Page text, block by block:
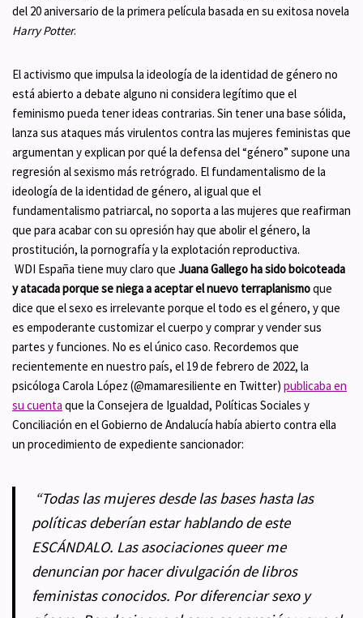
del 20 aniversario de la primera película basada en su exitosa novela
Harry Potter.
El activismo que impulsa la ideología de la identidad de género no
está abierto a debate alguno ni considera legítimo que el
feminismo pueda tener ideas contrarias. Sin tener una base sólida,
lanza sus ataques más virulentos contra las mujeres feministas que
argumentan y explican por qué la defensa del “género” supone una
regresión al sexismo más retrógrado. El fundamentalismo de la
ideología de la identidad de género, al igual que el
fundamentalismo patriarcal, no soporta a las mujeres que reafirman
que para acabar con su opresión hay que abolir el género, la
prostitución, la pornografía y la explotación reproductiva.
WDI España tiene muy claro que Juana Gallego ha sido boicoteada
y atacada porque se niega a aceptar el nuevo terraplanismoque
dice que el sexo es irrelevante porque el todo es el género, y que
es empoderante customizar el cuerpo y comprar y vender sus
partes y funciones. No es el único caso. Recordemos que
recientemente en nuestro país, el 19 de febrero de 2022, la
psicóloga Carola López (@mamaresiliente en Twitter) publicaba en
su cuenta que la Consejera de Igualdad, Políticas Sociales y
Conciliación en el Gobierno de Andalucía había abierto contra ella
un procedimiento de expediente sancionador:
“Todas las mujeres desde las bases hasta las
políticas deberían estar hablando de este
ESCÁNDALO. Las asociaciones queer me
denuncian por hacer divulgación de libros
feministas conocidos. Por diferenciar sexo y